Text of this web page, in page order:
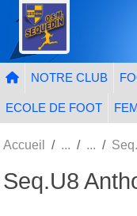
NOTRE CLUB
ECOLE DE FOOT
Accueil
Seq.U8
Panneau de gestion